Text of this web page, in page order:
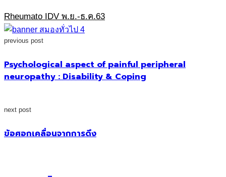
Rheumato IDV พ.ย.-ธ.ค.63
previous post
Psychological aspect of painful peripheral
neuropathy : Disability & Coping
next post
ข้อศอกเคลื่อนจากการดึง